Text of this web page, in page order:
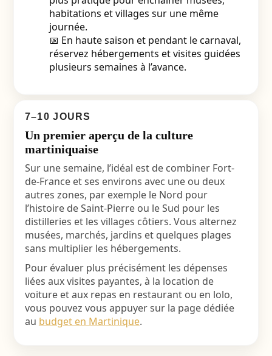
habitations et villages sur une même
journée.
📅 En haute saison et pendant le carnaval,
réservez hébergements et visites guidées
plusieurs semaines à l’avance.
7–10 JOURS
Un premier aperçu de la culture
martiniquaise
Sur une semaine, l’idéal est de combiner Fort-
de-France et ses environs avec une ou deux
autres zones, par exemple le Nord pour
l’histoire de Saint-Pierre ou le Sud pour les
distilleries et les villages côtiers. Vous alternez
musées, marchés, jardins et quelques plages
sans multiplier les hébergements.
Pour évaluer plus précisément les dépenses
liées aux visites payantes, à la location de
voiture et aux repas en restaurant ou en lolo,
vous pouvez vous appuyer sur la page dédiée
au budget en Martinique.